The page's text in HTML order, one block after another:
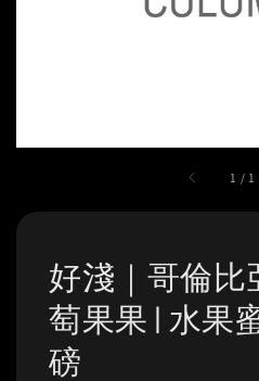
1 / 1
好淺｜哥倫比
萄果果 | 水果
磅